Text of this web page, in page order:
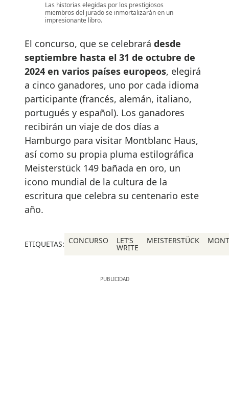
Las historias elegidas por los prestigiosos
miembros del jurado se inmortalizarán en un
impresionante libro.
El concurso, que se celebrará desde
septiembre hasta el 31 de octubre de
2024 en varios países europeos, elegirá
a cinco ganadores, uno por cada idioma
participante (francés, alemán, italiano,
portugués y español). Los ganadores
recibirán un viaje de dos días a
Hamburgo para visitar Montblanc Haus,
así como su propia pluma estilográfica
Meisterstück 149 bañada en oro, un
icono mundial de la cultura de la
escritura que celebra su centenario este
año.
ETIQUETAS: CONCURSO LET’S
WRITE
MEISTERSTÜCK